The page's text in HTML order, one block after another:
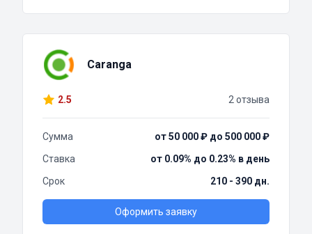
Caranga
2.5 2 отзыва
Сумма
от 50 000 ₽ до 500 000 ₽
Ставка
от 0.09% до 0.23% в день
Срок
210 - 390 дн.
Оформить заявку